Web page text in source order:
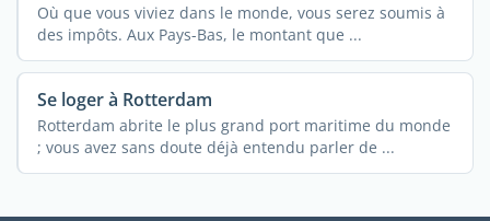
Où que vous viviez dans le monde, vous serez soumis à
des impôts. Aux Pays-Bas, le montant que ...
Se loger à Rotterdam
Rotterdam abrite le plus grand port maritime du monde
; vous avez sans doute déjà entendu parler de ...